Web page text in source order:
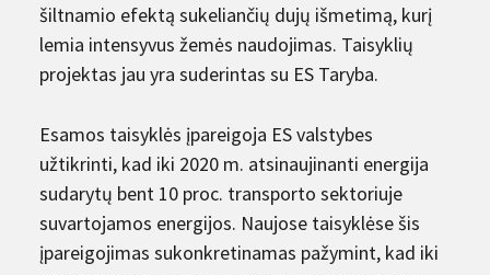
šiltnamio efektą sukeliančių dujų išmetimą, kurį
lemia intensyvus žemės naudojimas. Taisyklių
projektas jau yra suderintas su ES Taryba.
Esamos taisyklės įpareigoja ES valstybes
užtikrinti, kad iki 2020 m. atsinaujinanti energija
sudarytų bent 10 proc. transporto sektoriuje
suvartojamos energijos. Naujose taisyklėse šis
įpareigojimas sukonkretinamas pažymint, kad iki